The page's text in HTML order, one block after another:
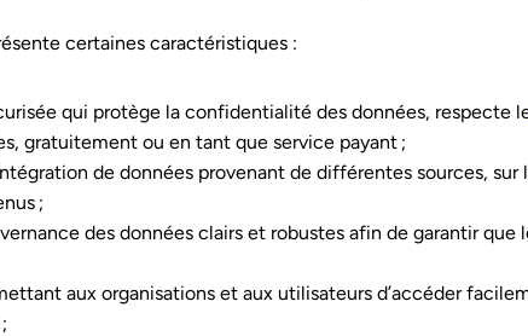
certaines caractéristiques :
qui protège la confidentialité des données, respecte
gratuitement ou en tant que service payant ;
de données provenant de différentes sources, sur
;
des données clairs et robustes afin de garantir
aux organisations et aux utilisateurs d’accéder